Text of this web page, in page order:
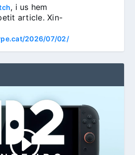
, i us hem
article. Xin-
2026/07/02/
3